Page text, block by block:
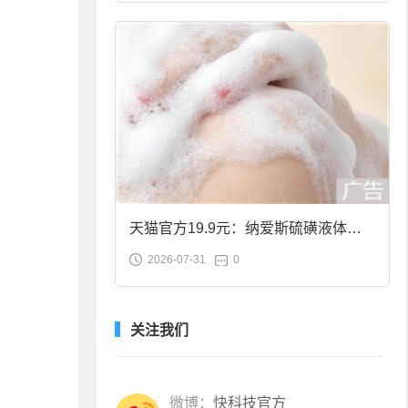
天猫官方19.9元：纳爱斯硫磺液体香
皂2斤大促
2026-07-31 0
关注我们
微博： 快科技官方